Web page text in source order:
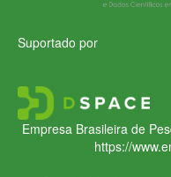
Suportado por
Empresa Brasileira de
https://